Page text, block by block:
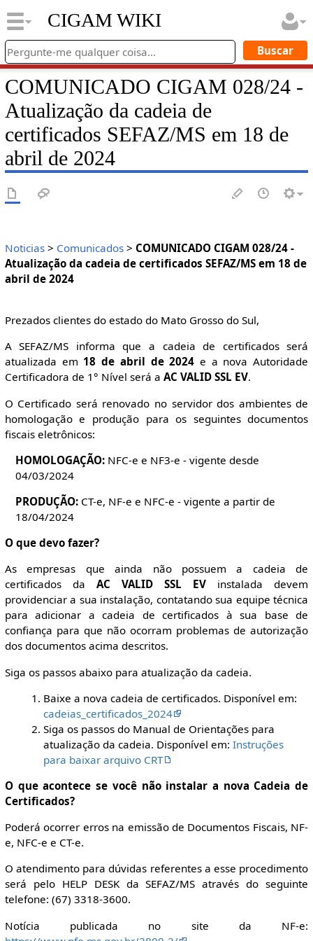
CIGAM WIKI
COMUNICADO CIGAM 028/24 -
Atualização da cadeia de
certificados SEFAZ/MS em 18 de
abril de 2024
Noticias> Comunicados> COMUNICADO CIGAM 028/24 -
Atualização da cadeia de certificados SEFAZ/MS em 18 de
abril de 2024
Prezados clientes do estado do Mato Grosso do Sul,
A SEFAZ/MS informa que a cadeia de certificados será
atualizada em 18 de abril de 2024 e a nova Autoridade
Certificadora de 1° Nível será a AC VALID SSL EV.
O Certificado será renovado no servidor dos ambientes de
homologação e produção para os seguintes documentos
fiscais eletrônicos:
HOMOLOGAÇÃO: NFC-e e NF3-e - vigente desde
04/03/2024
PRODUÇÃO: CT-e, NF-e e NFC-e - vigente a partir de
18/04/2024
O que devo fazer?
As empresas que ainda não possuem a cadeia de
certificados da AC VALID SSL EV instalada devem
providenciar a sua instalação, contatando sua equipe técnica
para adicionar a cadeia de certificados à sua base de
confiança para que não ocorram problemas de autorização
dos documentos acima descritos.
Siga os passos abaixo para atualização da cadeia.
Baixe a nova cadeia de certificados. Disponível em:
cadeias_certificados_2024
Siga os passos do Manual de Orientações para
atualização da cadeia. Disponível em:Instruções
para baixar arquivo CRT
O que acontece se você não instalar a nova Cadeia de
Certificados?
Poderá ocorrer erros na emissão de Documentos Fiscais, NF-
e, NFC-e e CT-e.
O atendimento para dúvidas referentes a esse procedimento
será pelo HELP DESK da SEFAZ/MS através do seguinte
telefone: (67) 3318-3600.
Notícia publicada no site da NF-e: